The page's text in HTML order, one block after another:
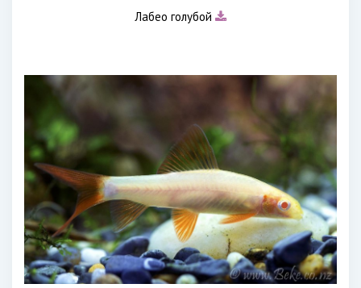
Лабео голубой